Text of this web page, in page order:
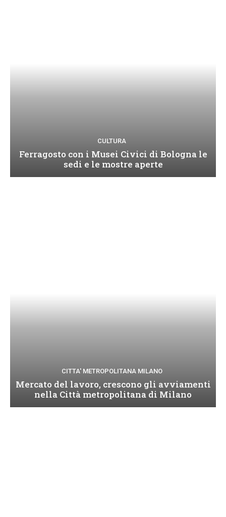
CULTURA
Ferragosto con i Musei Civici di Bologna le
sedi e le mostre aperte
CITTA' METROPOLITANA MILANO
Mercato del lavoro, crescono gli avviamenti
nella Città metropolitana di Milano